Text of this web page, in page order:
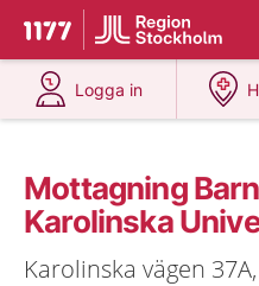
Till startsidan för 1177
Du har valt region
Logga in
på 1177.se
Mottagning
Karolinska
Karolinska vägen